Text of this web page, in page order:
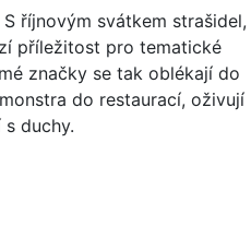
S říjnovým svátkem strašidel,
příležitost pro tematické
značky se tak oblékají do
do restaurací, oživují
duchy.